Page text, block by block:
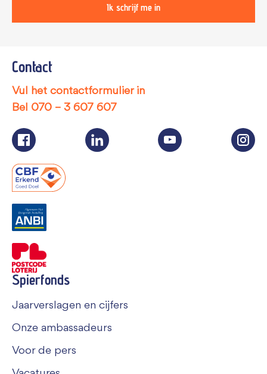
Contact
Vul het contactformulier in
Bel 070 – 3 607 607
Spierfonds
Jaarverslagen en cijfers
Onze ambassadeurs
Voor de pers
Ik schrijf me in